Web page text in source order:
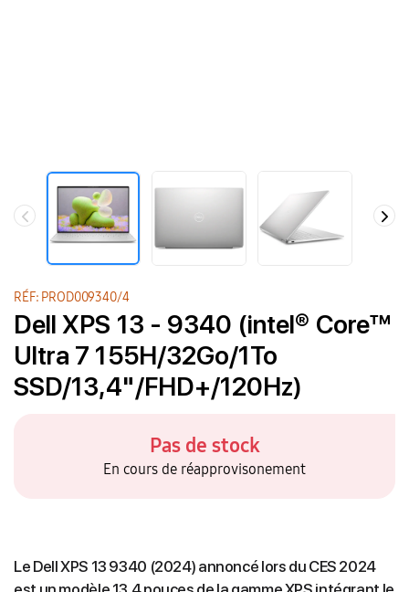
RÉF: PROD009340/4
Dell XPS 13 - 9340 (intel® Core™
Ultra 7 155H/32Go/1To
SSD/13,4"/FHD+/120Hz)
Pas de stock
En cours de réapprovisonement
Le Dell XPS 13 9340 (2024) annoncé lors du CES 2024